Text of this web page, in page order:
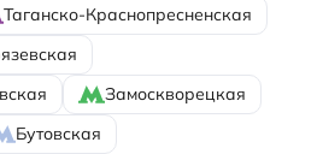
Таганско-Краснопресненская
Замоскворецкая
Бутовская